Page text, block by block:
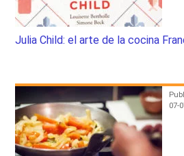
Julia Child: el arte de la cocina
07-